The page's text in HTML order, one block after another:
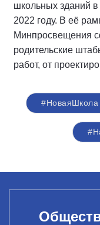
школьных зданий в
2022 году. В её
Минпросвещения
родительские
работ, от
#НоваяШкола